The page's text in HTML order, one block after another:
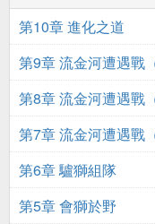
第10章 進化之道
第9章 流金河遭遇戰
第8章 流金河遭遇戰
第7章 流金河遭遇戰
第6章 驢獅組隊
第5章 會獅於野